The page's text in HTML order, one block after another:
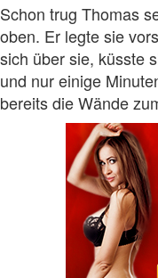
Schon trug Thomas
oben. Er legte sie
sich über sie, küsste
und nur einige
bereits die Wände